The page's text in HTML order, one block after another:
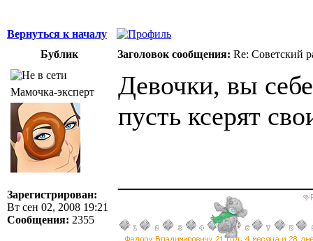
Вернуться к началу
Бублик
Заголовок сообщения: Re: Советский
Мамочка-эксперт
Зарегистрирован:
Вт сен 02, 2008 19:21
Сообщения: 2355
Девочки, вы
пусть ксерят